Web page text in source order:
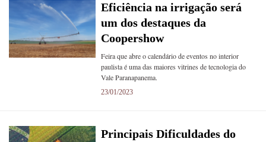
Eficiência na irrigação será
um dos destaques da
Coopershow
Feira que abre o calendário de eventos no interior
paulista é uma das maiores vitrines de tecnologia do
Vale Paranapanema.
23/01/2023
Principais Dificuldades do